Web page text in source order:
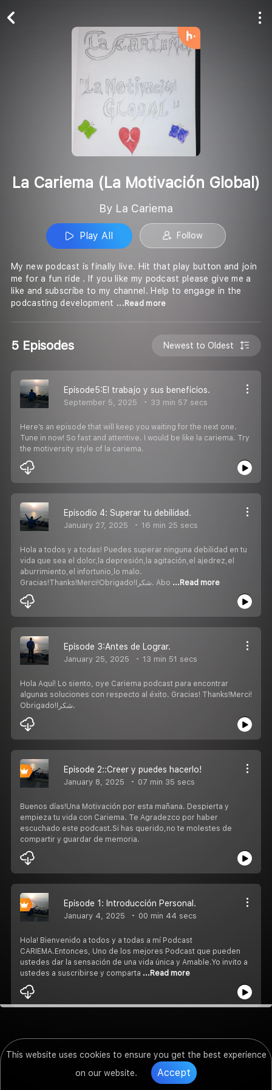
This website uses cookies to ensure you get the best experience
on our website.
Accept
La Cariema (La Motivación Global)
By La Cariema
Play All Follow
My new podcast is finally live. Hit that play button and join
me for a fun ride . If you like my podcast please give me a
like and subscribe to my channel. Help to engage in the
podcasting development ...Read more
5 Episodes Newest to Oldest
Episode5:El trabajo y sus beneficios.
September 5, 2025 33 min 57 secs
Here’s an episode that will keep you waiting for the next one.
Tune in now! So fast and attentive. I would be like la cariema. Try
the motiversity style of la cariema.
Episodio 4: Superar tu debilidad.
January 27, 2025 16 min 25 secs
Hola a todos y a todas! Puedes superar ninguna debilidad en tu
vida que sea el dolor,la depresión,la agitación,el ajedrez,el
aburrimiento,el infortunio,lo malo.
Gracias!Thanks!Merci!Obrigado!شكرا. Abo ...Read more
Episode 3:Antes de Lograr.
January 25, 2025 13 min 51 secs
Hola Aquí! Lo siento, oye Cariema podcast para encontrar
algunas soluciones con respecto al éxito. Gracias! Thanks!Merci!
Obrigado!شكرا.
Episode 2::Creer y puedes hacerlo!
January 8, 2025 07 min 35 secs
Buenos días!Una Motivación por esta mañana. Despierta y
empieza tu vida con Cariema. Te Agradezco por haber
escuchado este podcast.Si has querido,no te molestes de
compartir y guardar de memoria.
Episode 1: Introducción Personal.
January 4, 2025 00 min 44 secs
Hola! Bienvenido a todos y a todas a mí Podcast
CARIEMA.Entonces, Uno de los mejores Podcast que pueden
ustedes dar la sensación de una vida única y Amable.Yo invito a
ustedes a suscribirse y comparta ...Read more